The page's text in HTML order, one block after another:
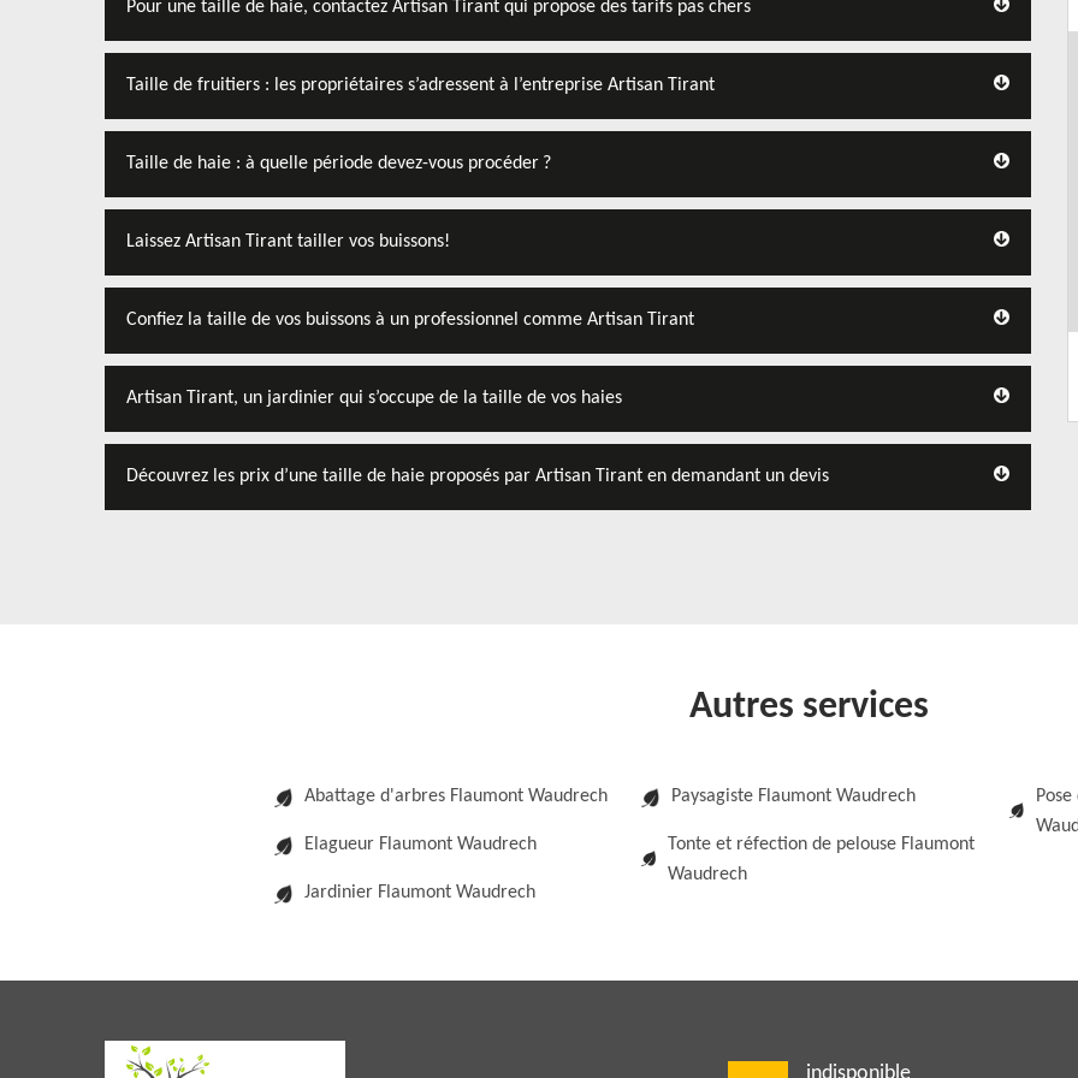
Pour une taille de haie, contactez Artisan Tirant qui propose des tarifs pas chers
Taille de fruitiers : les propriétaires s’adressent à l’entreprise Artisan Tirant
Taille de haie : à quelle période devez-vous procéder ?
Laissez Artisan Tirant tailler vos buissons!
Confiez la taille de vos buissons à un professionnel comme Artisan Tirant
Artisan Tirant, un jardinier qui s’occupe de la taille de vos haies
Découvrez les prix d’une taille de haie proposés par Artisan Tirant en demandant un devis
Autres services
Abattage d'arbres Flaumont Waudrech
Elagueur Flaumont Waudrech
Jardinier Flaumont Waudrech
Paysagiste Flaumont Waudrech
Tonte et réfection de pelouse Flaumont
Waudrech